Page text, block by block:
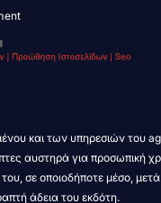
και των υπηρεσιών του
αυστηρά για προσωπική
σε οποιοδήποτε μέσο,
άδεια του εκδότη.